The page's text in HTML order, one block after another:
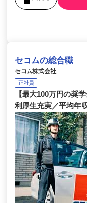
セコムの総合職
セコム株式会社
正社員
【最大100万円の奨
利厚生充実／平均年